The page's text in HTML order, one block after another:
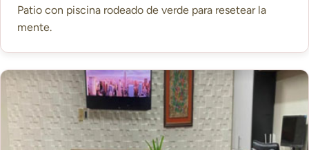
Patio con piscina rodeado de verde para resetear la
mente.